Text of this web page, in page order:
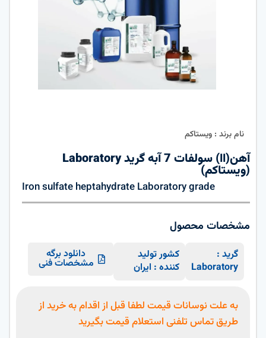
نام برند : ویستاکم
آهن(اا) سولفات 7 آبه گرید Laboratory
(ویستاکم)
Iron sulfate heptahydrate Laboratory grade
مشخصات محصول
گرید :
Laboratory
کشور تولید
کننده : ایران
دانلود برگه
مشخصات فنی
به علت نوسانات قیمت لطفا قبل از اقدام به خرید از
طریق تماس تلفنی استعلام قیمت بگیرید